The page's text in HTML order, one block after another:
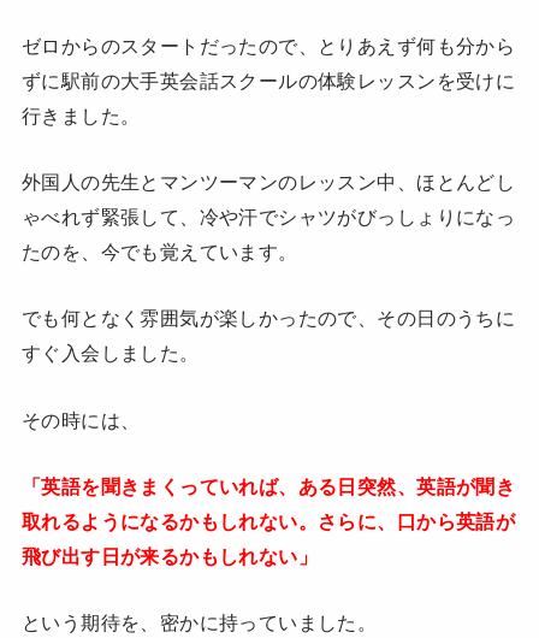
ゼロからのスタートだったので、とりあえず何も分から
ずに駅前の大手英会話スクールの体験レッスンを受けに
行きました。
外国人の先生とマンツーマンのレッスン中、ほとんどし
ゃべれず緊張して、冷や汗でシャツがびっしょりになっ
たのを、今でも覚えています。
でも何となく雰囲気が楽しかったので、その日のうちに
すぐ入会しました。
その時には、
「英語を聞きまくっていれば、ある日突然、英語が聞き
取れるようになるかもしれない。さらに、口から英語が
飛び出す日が来るかもしれない」
という期待を、密かに持っていました。